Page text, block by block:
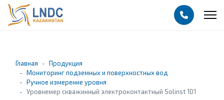
Главная
Продукция
Мониторинг подземных и поверхностных вод
Ручное измерение уровня
Уровнемер скважинный электроконтактный Solinst 101